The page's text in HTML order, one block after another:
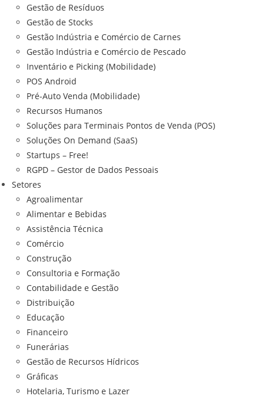
Gestão de Resíduos
Gestão de Stocks
Gestão Indústria e Comércio de Carnes
Gestão Indústria e Comércio de Pescado
Inventário e Picking (Mobilidade)
POS Android
Pré-Auto Venda (Mobilidade)
Recursos Humanos
Soluções para Terminais Pontos de Venda (POS)
Soluções On Demand (SaaS)
Startups – Free!
RGPD – Gestor de Dados Pessoais
Setores
Agroalimentar
Alimentar e Bebidas
Assistência Técnica
Comércio
Construção
Consultoria e Formação
Contabilidade e Gestão
Distribuição
Educação
Financeiro
Funerárias
Gestão de Recursos Hídricos
Gráficas
Hotelaria, Turismo e Lazer